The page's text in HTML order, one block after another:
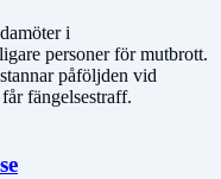
i
personer för mutbrott.
påföljden vid
fängelsestraff.